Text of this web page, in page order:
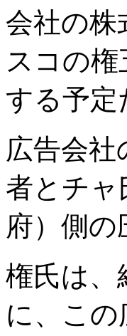
会社の株
スコの
する予定
広告会
者とチャ
府）側
権氏は、
に、こ